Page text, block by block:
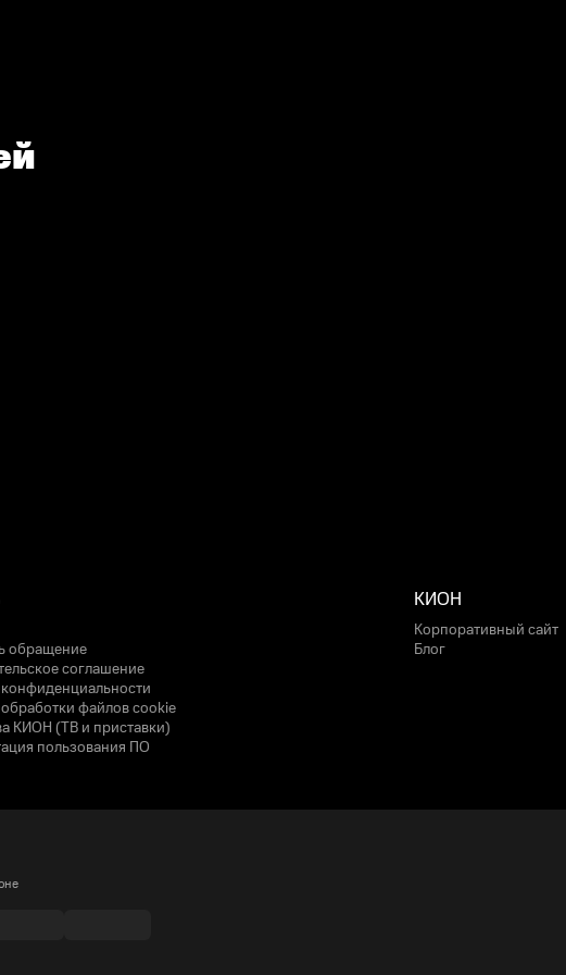
обращение
соглашение
файлов cookie
КИОН (ТВ и приставки)
пользования ПО
КИОН
Корпоративный сайт
Блог